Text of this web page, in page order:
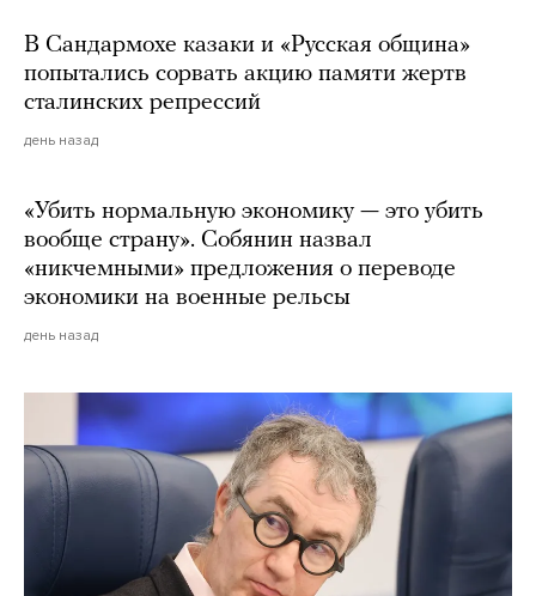
В Сандармохе казаки и «Русская община»
попытались сорвать акцию памяти жертв
сталинских репрессий
день назад
«Убить нормальную экономику — это убить
вообще страну». Собянин назвал
«никчемными» предложения о переводе
экономики на военные рельсы
день назад